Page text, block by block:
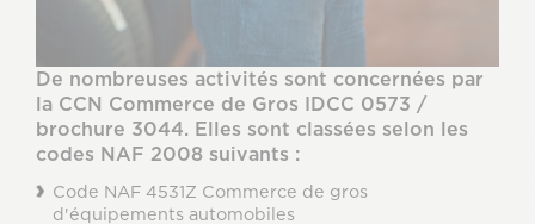
De nombreuses activités sont concernées par
la CCN Commerce de Gros IDCC 0573 /
brochure 3044. Elles sont classées selon les
codes NAF 2008 suivants :
Code NAF 4531Z Commerce de gros
d'équipements automobiles